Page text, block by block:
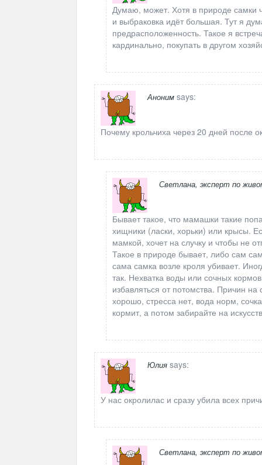
Думаю, может. Хотя в природе самки
и выбраковка идёт большая. Тут я
предрасположенность. Такое я
кардинально, покупать в другом
Аноним says:
Почему крольчиха через 20 дней после
Светлана, эксперт по
Бывает такое, что мамашки такие
хищники (ласки, хорьки) или крысы.
мамкой, хочет на случку и чтобы не
Такое в природе бывает, либо сам
сама самка возле кроля убивает.
так. Нехватка воды или сочных
избавляться от потомства. Причин
хорошо, стресса нет, вода норм,
кормит, а потом забирайте на
Юлия says:
У нас окролилас и сразу убила всех
Светлана, эксперт по